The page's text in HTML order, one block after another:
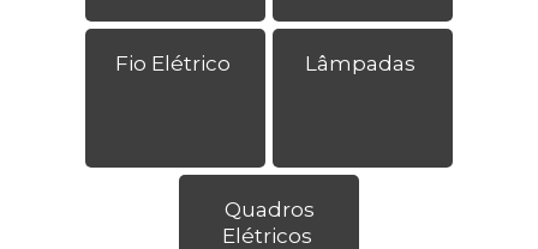
Fio Elétrico Lâmpadas
Quadros
Elétricos